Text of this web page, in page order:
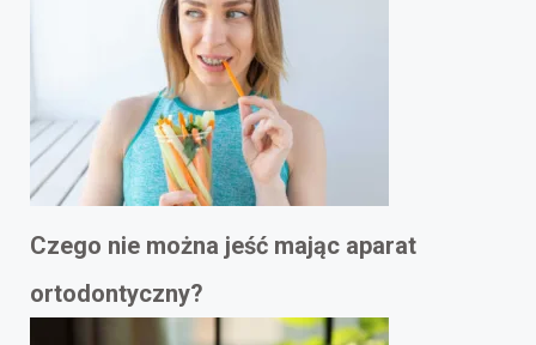
Czego nie można jeść mając aparat
ortodontyczny?